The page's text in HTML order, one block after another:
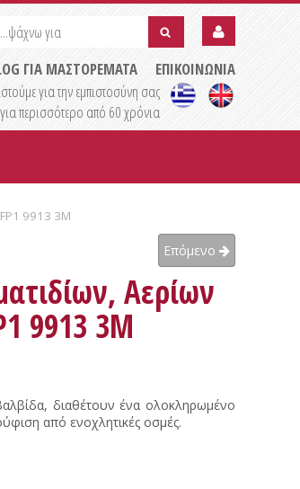
...ψάχνω
για
...ψάχνω
για
submit
ΕΠΙΚΟΙΝΩΝΙΑ
ΓΙΑ ΜΑΣΤΟΡΕΜΑΤΑ
για την εμπιστοσύνη σας
για περισσότερο από 60 χρόνια
9913 3M
Επόμενο
Αερίων
9913 3M
διαθέτουν ένα ολοκληρωμένο
από ενοχλητικές οσμές.